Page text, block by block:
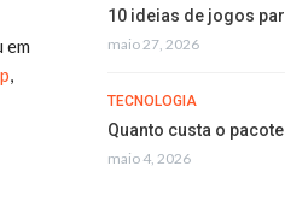
em
,
10 ideias de jogos
maio 27, 2026
TECNOLOGIA
Quanto custa o
maio 4, 2026